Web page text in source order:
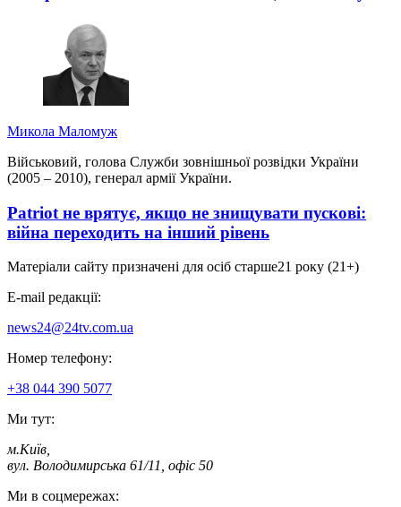
Микола Маломуж
Військовий, голова Служби зовнішньої розвідки України
(2005 – 2010), генерал армії України.
Patriot не врятує, якщо не знищувати пускові:
війна переходить на інший рівень
Матеріали сайту призначені для осіб старше21 року (21+)
E-mail редакції:
news24@24tv.com.ua
Номер телефону:
+38 044 390 5077
Ми тут:
м.Київ
вул. Володимирська 61/11, офіс 50
Ми в соцмережах: